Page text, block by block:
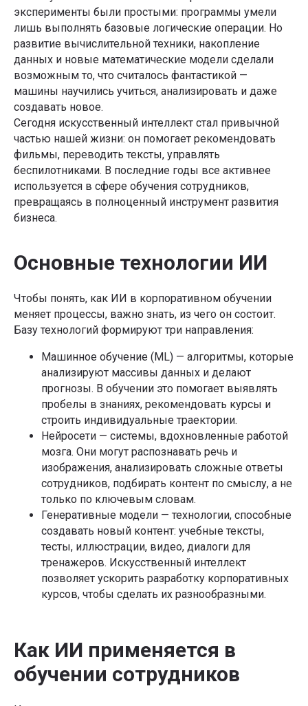
эксперименты были простыми: программы умели
лишь выполнять базовые логические операции. Но
развитие вычислительной техники, накопление
данных и новые математические модели сделали
возможным то, что считалось фантастикой —
машины научились учиться, анализировать и даже
создавать новое.
Сегодня искусственный интеллект стал привычной
частью нашей жизни: он помогает рекомендовать
фильмы, переводить тексты, управлять
беспилотниками. В последние годы все активнее
используется в сфере обучения сотрудников,
превращаясь в полноценный инструмент развития
бизнеса.
Основные технологии ИИ
Чтобы понять, как ИИ в корпоративном обучении
меняет процессы, важно знать, из чего он состоит.
Базу технологий формируют три направления:
Машинное обучение (ML) — алгоритмы, которые
анализируют массивы данных и делают
прогнозы. В обучении это помогает выявлять
пробелы в знаниях, рекомендовать курсы и
строить индивидуальные траектории.
Нейросети — системы, вдохновленные работой
мозга. Они могут распознавать речь и
изображения, анализировать сложные ответы
сотрудников, подбирать контент по смыслу, а не
только по ключевым словам.
Генеративные модели — технологии, способные
создавать новый контент: учебные тексты,
тесты, иллюстрации, видео, диалоги для
тренажеров. Искусственный интеллект
позволяет ускорить разработку корпоративных
курсов, чтобы сделать их разнообразными.
Как ИИ применяется в
обучении сотрудников